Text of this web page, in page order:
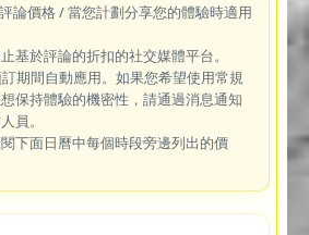
論價格 / 當您計劃分享您的體驗時適用
基於評論的折扣的社交媒體平台。
期間自動應用。如果您希望使用常規
保持體驗的機密性，請通過消息通知
員。
下面日曆中每個時段旁邊列出的價